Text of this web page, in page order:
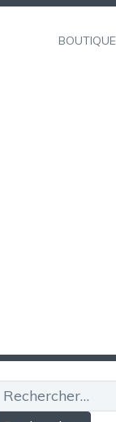
BOUTIQUE
Rechercher :